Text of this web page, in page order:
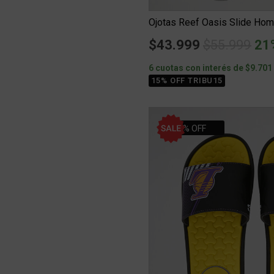
Ojotas Reef Oasis Slide
$43.999 Price to
6 cuotas con interés de $9.701
15% OFF TRIBU15
22% OFF